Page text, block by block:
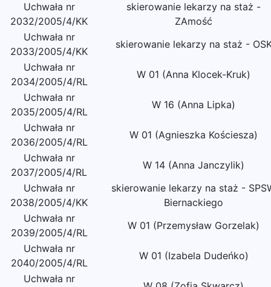
Uchwała nr
2032/2005/4/KK
skierowanie lekarzy na staż -
ZAmość
Uchwała nr
2033/2005/4/KK
skierowanie lekarzy na staż -
Uchwała nr
2034/2005/4/RL
W 01 (Anna Klocek-Kruk)
Uchwała nr
2035/2005/4/RL
W 16 (Anna Lipka)
Uchwała nr
2036/2005/4/RL
W 01 (Agnieszka Kościesza)
Uchwała nr
2037/2005/4/RL
W 14 (Anna Janczylik)
Uchwała nr
2038/2005/4/KK
skierowanie lekarzy na staż -
Biernackiego
Uchwała nr
2039/2005/4/RL
W 01 (Przemysław Gorzelak)
Uchwała nr
2040/2005/4/RL
W 01 (Izabela Dudeńko)
Uchwała nr